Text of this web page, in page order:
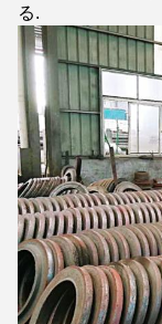
る.